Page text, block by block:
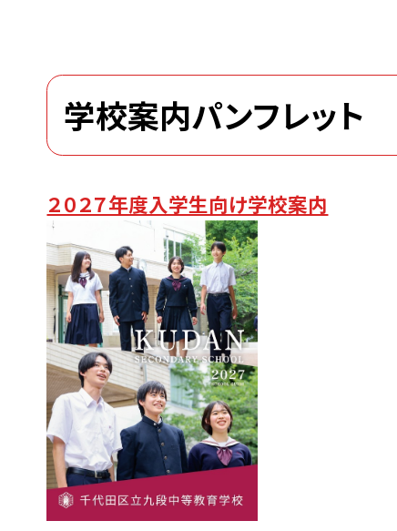
学校案内パンフレット
２０２７年度入学生向け学校案内